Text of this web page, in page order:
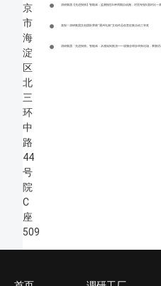
京
市
海
淀
区
北
三
环
中
路
44
号
院
C
座
509
清研集团【先进舆情】智能体：监测报告5种周期自动跑，对照专报5国对比一表
喜报！清研集团文创团队荣获“通州礼物”文创作品创意征集活动三等奖
清研集团「先进舆情」智能体：从感知到推演——读懂全球涉华舆论场，掌握话